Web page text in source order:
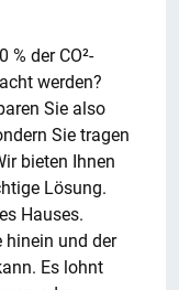
% der CO²-
werden?
Sie also
Sie tragen
bieten Ihnen
Lösung.
Hauses.
hinein und der
Es lohnt